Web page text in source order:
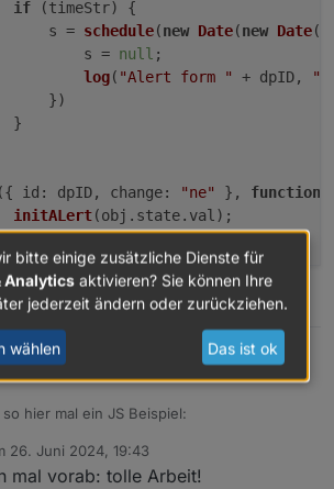
if (timeStr) {
s =
schedule(new Date(new Date
s =
null ;
log( "Alert form " + dpID,
})
}
({ id : dpID, change: "ne" }, function
initALert(obj. state. val);
(getState(dpID).val);
(
("0_userdata.0.example_state"
0
so hier mal ein JS Beispiel:
webCalAlert(dpID, minutesBefore)
s = null;
26. Juni 2024, 19:43
von
mal vorab: tolle Arbeit!
bitte einige zusätzliche Dienste für
Analytics aktivieren? Sie können Ihre
jederzeit ändern oder zurückziehen.
wählen Das ist ok